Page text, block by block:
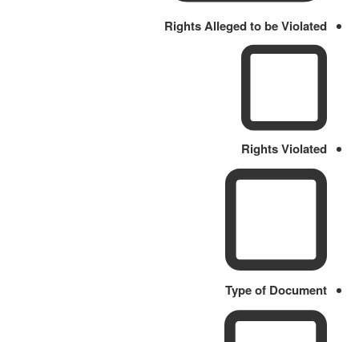
Rights Alleged to be Violated
Rights Violated
Type of Document